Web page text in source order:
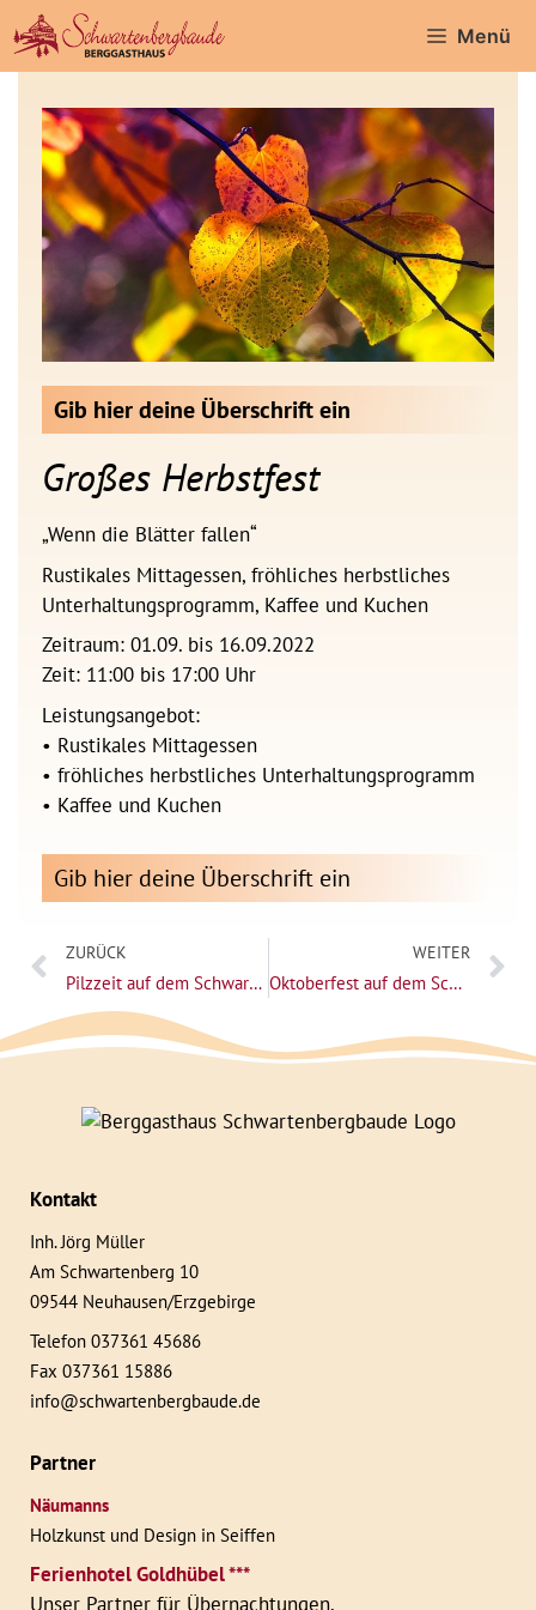
Menü
Gib hier deine Überschrift ein
Großes Herbstfest
„Wenn die Blätter fallen“
Rustikales Mittagessen, fröhliches herbstliches
Unterhaltungsprogramm, Kaffee und Kuchen
Zeitraum: 01.09. bis 16.09.2022
Zeit: 11:00 bis 17:00 Uhr
Leistungsangebot:
• Rustikales Mittagessen
• fröhliches herbstliches Unterhaltungsprogramm
• Kaffee und Kuchen
Gib hier deine Überschrift ein
ZURÜCK
Pilzzeit auf dem Schwartenberg
WEITER
Oktoberfest auf dem Schwartenberg
Kontakt
Inh. Jörg Müller
Am Schwartenberg 10
09544 Neuhausen/Erzgebirge
Telefon 037361 45686
Fax 037361 15886
info@schwartenbergbaude.de
Partner
Näumanns
Holzkunst und Design in Seiffen
Ferienhotel Goldhübel ***
Unser Partner für Übernachtungen.